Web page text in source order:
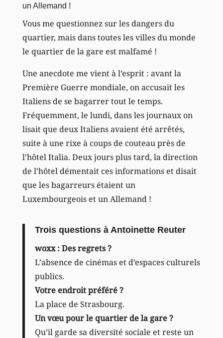
un Allemand !
Vous me questionnez sur les dangers du
quartier, mais dans toutes les villes du monde
le quartier de la gare est malfamé !
Une anecdote me vient à l’esprit : avant la
Première Guerre mondiale, on accusait les
Italiens de se bagarrer tout le temps.
Fréquemment, le lundi, dans les journaux on
lisait que deux Italiens avaient été arrêtés,
suite à une rixe à coups de couteau près de
l’hôtel Italia. Deux jours plus tard, la direction
de l’hôtel démentait ces informations et disait
que les bagarreurs étaient un
Luxembourgeois et un Allemand !
Trois questions à Antoinette Reuter
woxx : Des regrets ?
L’absence de cinémas et d’espaces culturels
publics.
Votre endroit préféré ?
La place de Strasbourg.
Un vœu pour le quartier de la gare ?
Qu’il garde sa diversité sociale et reste un